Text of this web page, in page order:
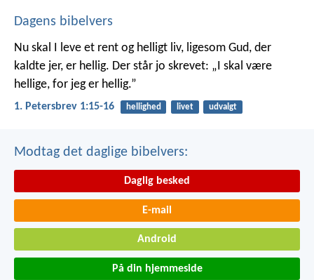
Dagens bibelvers
Nu skal I leve et rent og helligt liv, ligesom Gud, der
kaldte jer, er hellig. Der står jo skrevet: „I skal være
hellige, for jeg er hellig.”
1. Petersbrev 1:15-16 hellighed livet udvalgt
Modtag det daglige bibelvers:
Daglig besked
E-mail
Android
På din hjemmeside